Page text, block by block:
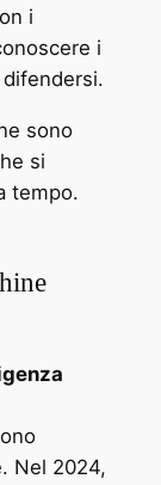
i
i
sono
si
tempo.
Nel 2024,